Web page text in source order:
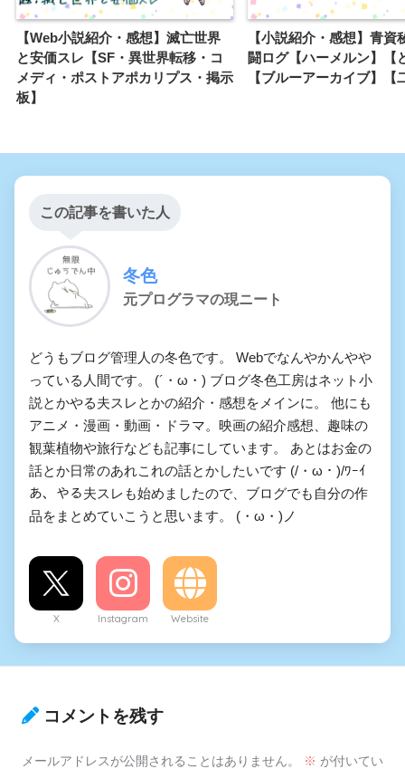
【Web小説紹介・感想】滅亡世界
と安価スレ【SF・異世界転移・コ
メディ・ポストアポカリプス・掲示
板】
【小説紹介・感想】青資
闘ログ【ハーメルン】【
【ブルーアーカイブ】【
この記事を書いた人
冬色
元プログラマの現ニート
どうもブログ管理人の冬色です。 Webでなんやかんやや
っている人間です。 (´・ω・) ブログ冬色工房はネット小
説とかやる夫スレとかの紹介・感想をメインに。 他にも
アニメ・漫画・動画・ドラマ。映画の紹介感想、趣味の
観葉植物や旅行なども記事にしています。 あとはお金の
話とか日常のあれこれの話とかしたいです (/・ω・)/ﾜｰｲ
あ、やる夫スレも始めましたので、ブログでも自分の作
品をまとめていこうと思います。 (・ω・)ノ
X Instagram Website
コメントを残す
メールアドレスが公開されることはありません。 ※ が付いてい